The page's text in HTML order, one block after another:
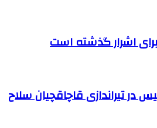
اشرار گذشته است
در تیراندازی قاچاقچیان سلاح